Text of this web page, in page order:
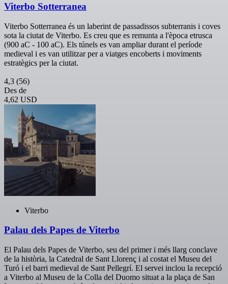
Viterbo Sotterranea
Viterbo Sotterranea és un laberint de passadissos subterranis i coves
sota la ciutat de Viterbo. Es creu que es remunta a l'època etrusca
(900 aC - 100 aC). Els túnels es van ampliar durant el període
medieval i es van utilitzar per a viatges encoberts i moviments
estratègics per la ciutat.
4,3 (56)
Des de
4,62 USD
Viterbo
Palau dels Papes de Viterbo
El Palau dels Papes de Viterbo, seu del primer i més llarg conclave
de la història, la Catedral de Sant Llorenç i al costat el Museu del
Turó i el barri medieval de Sant Pellegrí. El servei inclou la recepció
a Viterbo al Museu de la Colla del Duomo situat a la plaça de San